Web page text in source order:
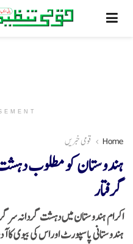
Home قومی خبریں
ہندوستان کو مطلوب دہشت
گرفتار
اکرام ہندوستان میں دہشت گردانہ
ہندوستانی پاسپورٹ اوراس کی بیوی کا